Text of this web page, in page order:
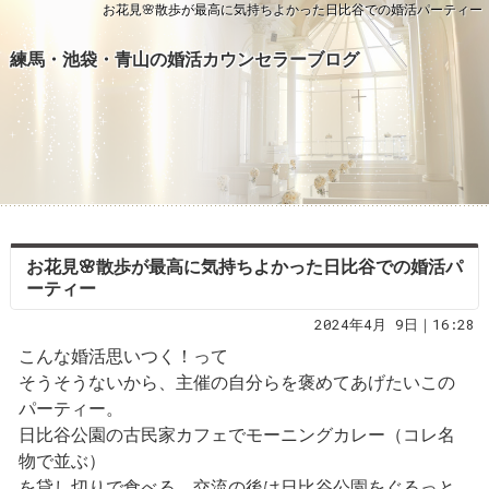
お花見🌸散歩が最高に気持ちよかった日比谷での婚活パーティー
練馬・池袋・青山の婚活カウンセラーブログ
お花見🌸散歩が最高に気持ちよかった日比谷での婚活パ
ーティー
2024年4月 9日｜16:28
こんな婚活思いつく！って
そうそうないから、主催の自分らを褒めてあげたいこの
パーティー。
日比谷公園の古民家カフェでモーニングカレー（コレ名
物で並ぶ）